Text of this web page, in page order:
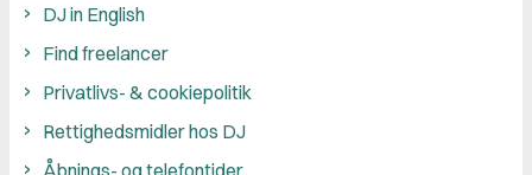
DJ in English
Find freelancer
Privatlivs- & cookiepolitik
Rettighedsmidler hos DJ
Åbnings- og telefontider